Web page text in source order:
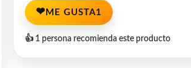
❤ ME GUSTA1
👍 1 persona recomienda este producto